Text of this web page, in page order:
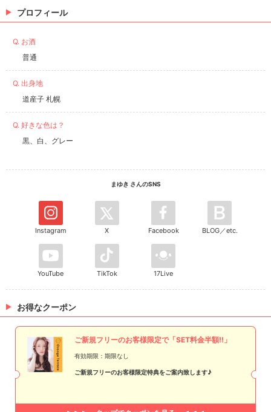
プロフィール
Q. お酒
普通
Q. 出身地
道産子 札幌
Q. 好きな色は？
黒、白、グレー
まゆき さんのSNS
Instagram X Facebook BLOG／etc.
YouTube TikTok 17Live
お得なクーポン
ご新規フリーのお客様限定で「SET料金半額!!」
有効期限：期限なし
ご新規フリーのお客様限定特典をご案内致します♪